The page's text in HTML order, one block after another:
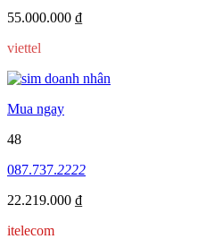
55.000.000 ₫
viettel
Mua ngay
48
087.737.2222
22.219.000 ₫
itelecom